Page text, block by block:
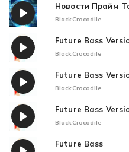
Новости Прайм
BlackCrocodile
Future Bass
BlackCrocodile
Future Bass
BlackCrocodile
Future Bass
BlackCrocodile
Future Bass